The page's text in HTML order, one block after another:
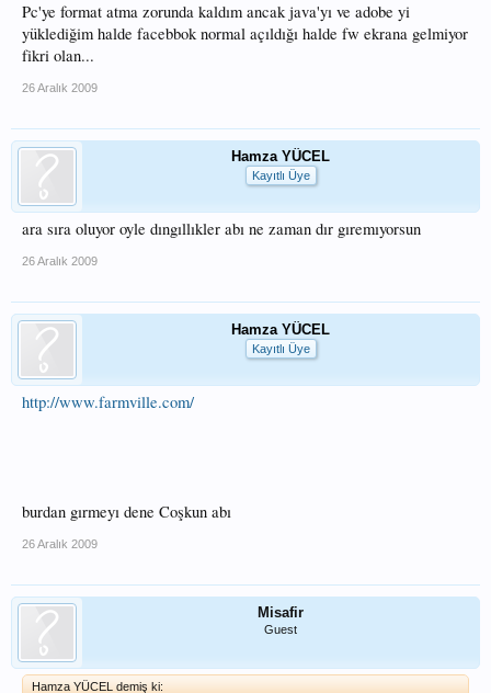
Pc'ye format atma zorunda kaldım ancak java'yı ve adobe yi
yüklediğim halde facebbok normal açıldığı halde fw ekrana gelmiyor
fikri olan...
26 Aralık 2009
Hamza YÜCEL
Kayıtlı Üye
ara sıra oluyor oyle dıngıllıkler abı ne zaman dır gıremıyorsun
26 Aralık 2009
Hamza YÜCEL
Kayıtlı Üye
http://www.farmville.com/
burdan gırmeyı dene Coşkun abı
26 Aralık 2009
Misafir
Guest
Hamza YÜCEL demiş ki: